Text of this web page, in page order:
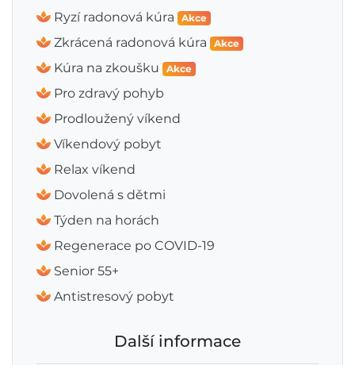
Ryzí radonová kúra Akce
Zkrácená radonová kúra Akce
Kúra na zkoušku Akce
Pro zdravý pohyb
Prodloužený víkend
Víkendový pobyt
Relax víkend
Dovolená s dětmi
Týden na horách
Regenerace po COVID-19
Senior 55+
Antistresový pobyt
Další informace